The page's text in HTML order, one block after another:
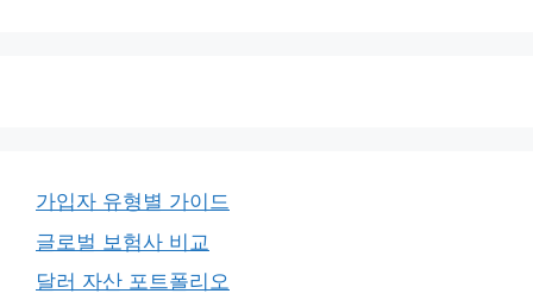
가입자 유형별 가이드
글로벌 보험사 비교
달러 자산 포트폴리오